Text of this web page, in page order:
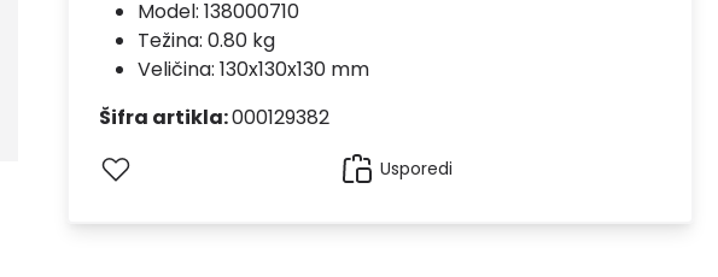
Model: 138000710
Težina: 0.80 kg
Veličina: 130x130x130 mm
Šifra artikla:000129382
Usporedi